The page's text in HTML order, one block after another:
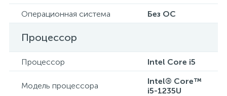
Операционная система
Без ОС
Процессор
Процессор Intel Core i5
Модель процессора
Intel® Core™
i5-1235U